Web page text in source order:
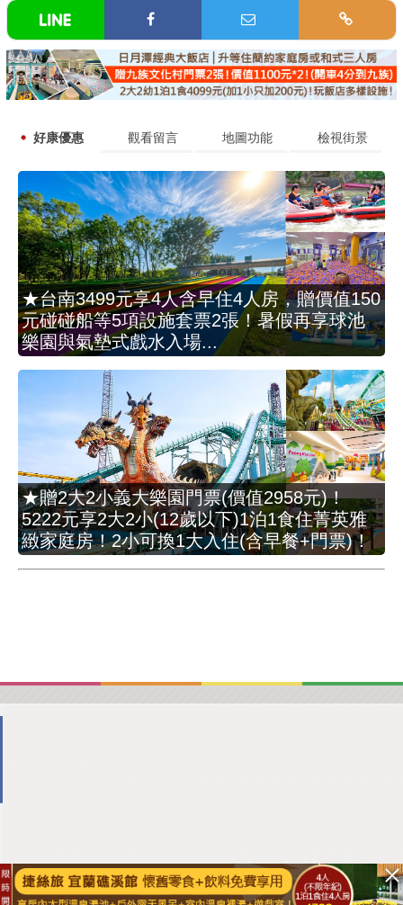
好康優惠 觀看留言 地圖功能 檢視街景
★台南3499元享4人含早住4人房，贈價值150
元碰碰船等5項設施套票2張！暑假再享球池
樂園與氣墊式戲水入場...
★贈2大2小義大樂園門票(價值2958元)！
5222元享2大2小(12歲以下)1泊1食住菁英雅
緻家庭房！2小可換1大入住(含早餐+門票)！